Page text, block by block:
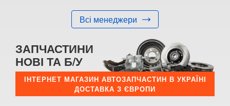
Всі менеджери
ЗАПЧАСТИНИ
НОВІ ТА Б/У
ІНТЕРНЕТ МАГАЗИН АВТОЗАПЧАСТИН В УКРАЇНІ
ДОСТАВКА З ЄВРОПИ